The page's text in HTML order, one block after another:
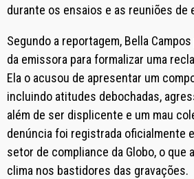
durante os ensaios e as reuniões de
Segundo a reportagem, Bella
da emissora para formalizar uma
Ela o acusou de apresentar um
incluindo atitudes debochadas,
além de ser displicente e um mau
denúncia foi registrada oficialmente
setor de compliance da Globo, o que
clima nos bastidores das gravações.